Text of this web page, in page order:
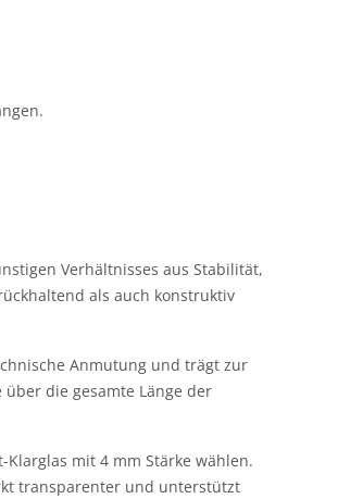
Verhältnisses aus Stabilität,
als auch konstruktiv
Anmutung und trägt zur
die gesamte Länge der
mit 4 mm Stärke wählen.
transparenter und unterstützt